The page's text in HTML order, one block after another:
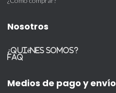
Nosotros
¿Quiénes somos?
FAQ
Medios de pago y envío